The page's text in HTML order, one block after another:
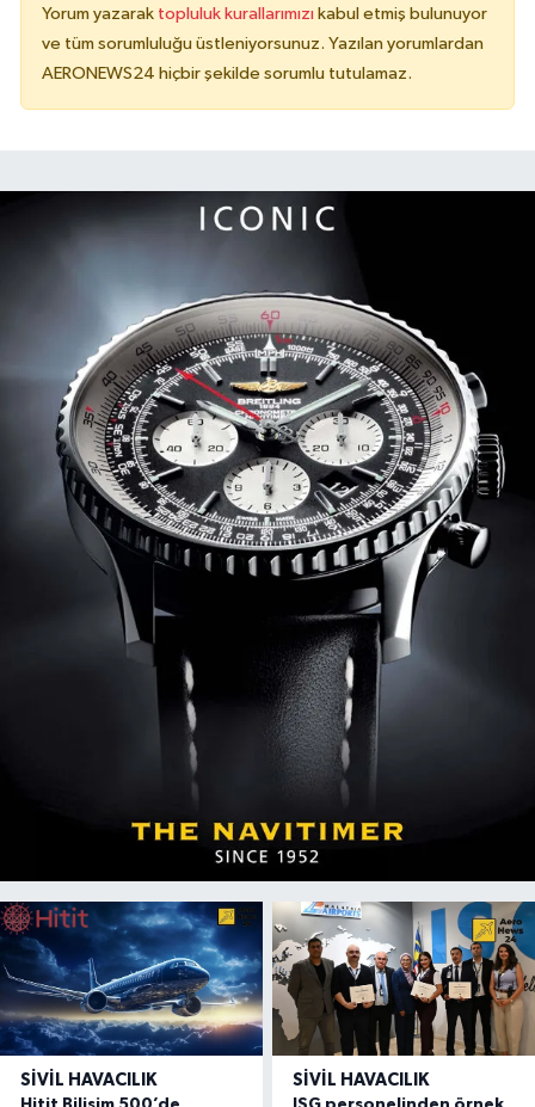
Yorum yazarak topluluk kurallarımızı kabul etmiş bulunuyor
ve tüm sorumluluğu üstleniyorsunuz. Yazılan yorumlardan
AERONEWS24 hiçbir şekilde sorumlu tutulamaz.
SIVIL HAVACILIK SIVIL HAVACILIK